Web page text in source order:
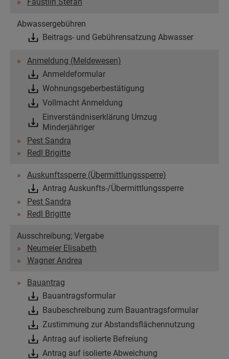
Abwassergebühren
Beitrags- und Gebührensatzung Abwasser
Anmeldung (Meldewesen)
Anmeldeformular
Wohnungsgeberbestätigung
Vollmacht Anmeldung
Einverständniserklärung Umzug
Minderjähriger
Pest Sandra
Redl Brigitte
Auskunftssperre (Übermittlungssperre)
Antrag Auskunfts-/Übermittlungssperre
Pest Sandra
Redl Brigitte
Ausschreibung; Vergabe
Neumeier Elisabeth
Wagner Andrea
Bauantrag
Bauantragsformular
Baubeschreibung zum Bauantragsformular
Zustimmung zur Abstandsflächennutzung
Antrag auf isolierte Befreiung
Antrag auf isolierte Abweichung